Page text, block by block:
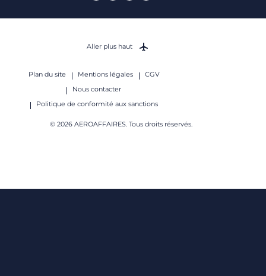
Plan du site Mentions légales
CGV
Nous contacter
Politique de conformité aux sanctions
© 2026 AEROAFFAIRES. Tous droits réservés.
Aller plus haut